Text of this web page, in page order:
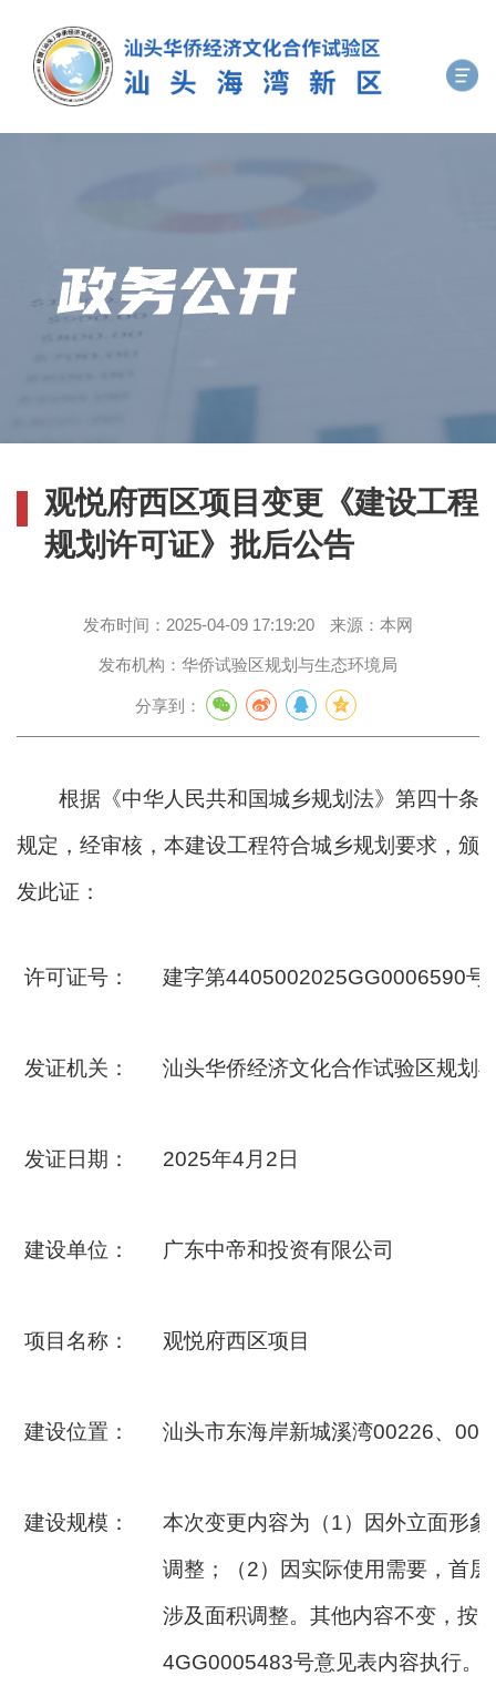
观悦府西区项目变更《建设工程
规划许可证》批后公告
发布时间： 2025-04-09 17:19:20 来源： 本网
发布机构： 华侨试验区规划与生态环境局
分享到：
根据《中华人民共和国城乡规划法》第四十条
规定，经审核，本建设工程符合城乡规划要求，颁
发此证：
许可证号： 建字第4405002025GG0006590号
发证机关： 汕头华侨经济文化合作试验区规划
发证日期： 2025年4月2日
建设单位： 广东中帝和投资有限公司
项目名称： 观悦府西区项目
建设位置： 汕头市东海岸新城溪湾00226、
建设规模：
本次变更内容为（1）因外立面形
调整；（2）因实际使用需要，首
涉及面积调整。其他内容不变，按
4GG0005483号意见表内容执行。